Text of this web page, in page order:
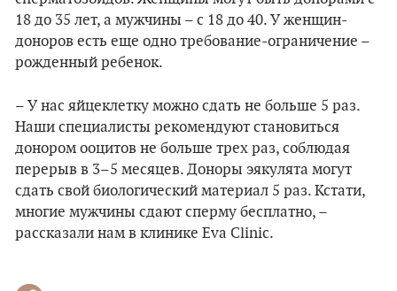
18 до 35 лет, а мужчины – с 18 до 40. У женщин-
доноров есть еще одно требование-ограничение –
рожденный ребенок.
– У нас яйцеклетку можно сдать не больше 5 раз.
Наши специалисты рекомендуют становиться
донором ооцитов не больше трех раз, соблюдая
перерыв в 3–5 месяцев. Доноры эякулята могут
сдать свой биологический материал 5 раз. Кстати,
многие мужчины сдают сперму бесплатно, –
рассказали нам в клинике Eva Clinic.